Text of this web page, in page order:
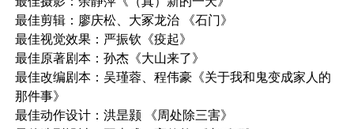
最佳剪辑：廖庆松、大冢龙治 《石门》
最佳视觉效果：严振钦《疫起》
最佳原著剧本：孙杰《大山来了》
最佳改编剧本：吴瑾蓉、程伟豪《关于我和鬼变成家人的
那件事》
最佳动作设计：洪昰颢 《周处除三害》